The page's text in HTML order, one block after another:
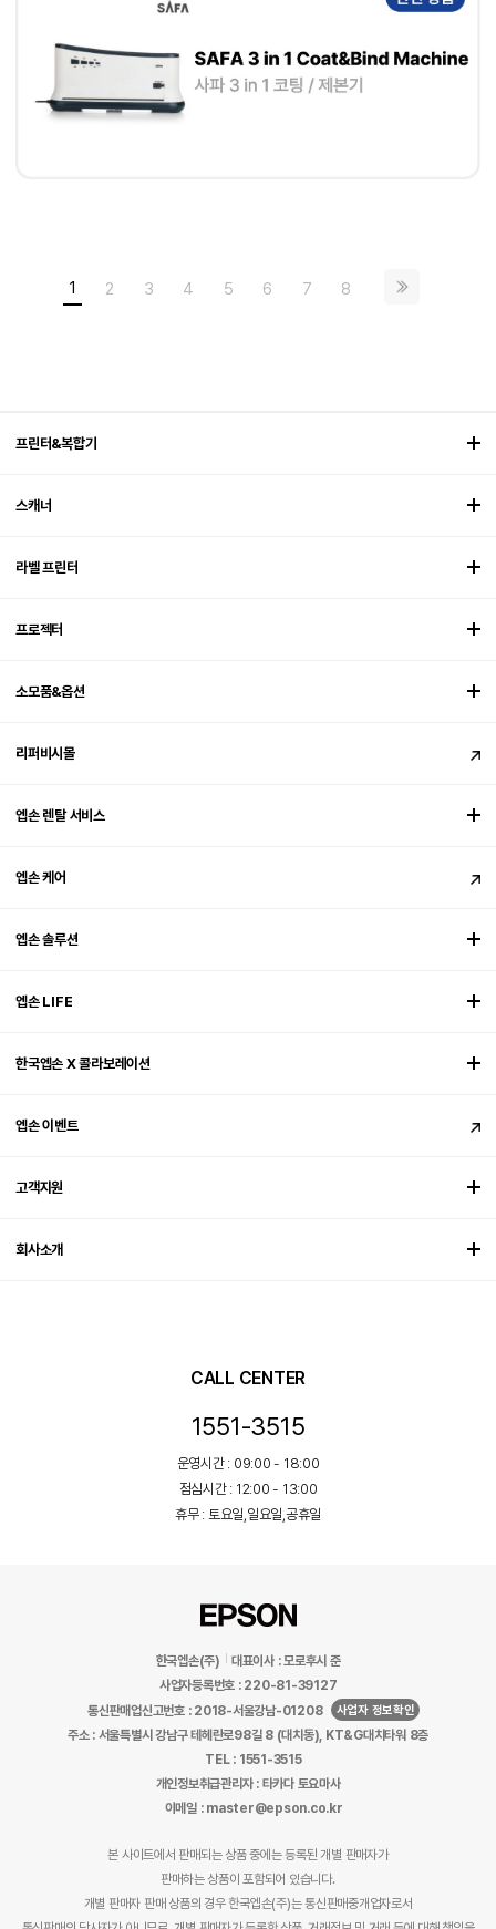
1 2 3 4 5 6 7 8
프린터&복합기
스캐너
라벨 프린터
프로젝터
소모품&옵션
리퍼비시몰
엡손 렌탈 서비스
엡손 케어
엡손 솔루션
엡손 LIFE
한국엡손 X 콜라보레이션
엡손 이벤트
고객지원
회사소개
CALL CENTER
1551-3515
운영시간 : 09:00 - 18:00
점심시간 : 12:00 - 13:00
휴무 : 토요일,일요일,공휴일
한국엡손(주)
대표이사 : 모로후시 준
사업자등록번호 : 220-81-39127
통신판매업신고번호 : 2018-서울강남-01208
사업자 정보확인
주소 : 서울특별시 강남구 테헤란로98길 8 (대치동), KT&G대치타워 8층
TEL : 1551-3515
개인정보취급관리자 : 타카다 토요마사
이메일 : master@epson.co.kr
본 사이트에서 판매되는 상품 중에는 등록된 개별 판매자가
판매하는 상품이 포함되어 있습니다.
개별 판매자 판매 상품의 경우 한국엡손(주)는 통신판매중개업자로서